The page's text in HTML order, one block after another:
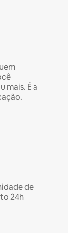
mais. É a
de
24h